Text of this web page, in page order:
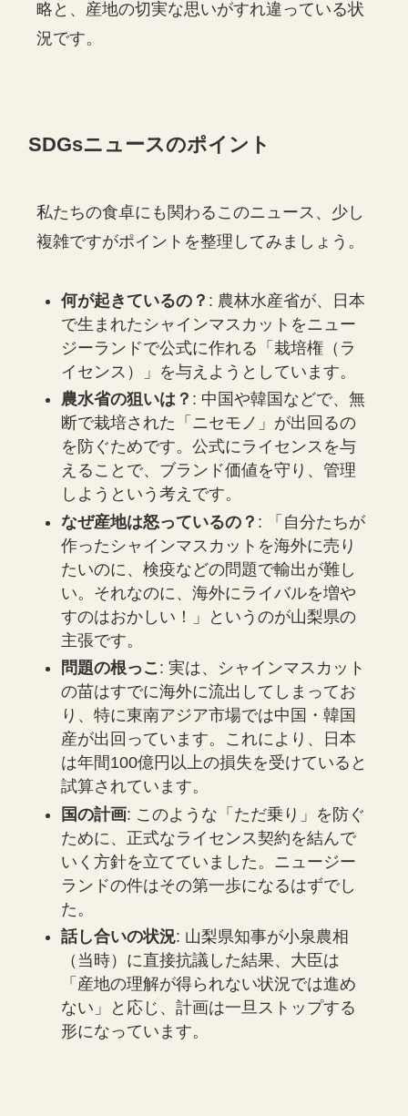
略と、産地の切実な思いがすれ違っている状
況です。
SDGsニュースのポイント
私たちの食卓にも関わるこのニュース、少し
複雑ですがポイントを整理してみましょう。
何が起きているの？ : 農林水産省が、日本
で生まれたシャインマスカットをニュー
ジーランドで公式に作れる「栽培権（ラ
イセンス）」を与えようとしています。
農水省の狙いは？ : 中国や韓国などで、無
断で栽培された「ニセモノ」が出回るの
を防ぐためです。公式にライセンスを与
えることで、ブランド価値を守り、管理
しようという考えです。
なぜ産地は怒っているの？ : 「自分たちが
作ったシャインマスカットを海外に売り
たいのに、検疫などの問題で輸出が難し
い。それなのに、海外にライバルを増や
すのはおかしい！」というのが山梨県の
主張です。
問題の根っこ: 実は、シャインマスカット
の苗はすでに海外に流出してしまってお
り、特に東南アジア市場では中国・韓国
産が出回っています。これにより、日本
は年間100億円以上の損失を受けていると
試算されています。
国の計画: このような「ただ乗り」を防ぐ
ために、正式なライセンス契約を結んで
いく方針を立てていました。ニュージー
ランドの件はその第一歩になるはずでし
た。
話し合いの状況: 山梨県知事が小泉農相
（当時）に直接抗議した結果、大臣は
「産地の理解が得られない状況では進め
ない」と応じ、計画は一旦ストップする
形になっています。